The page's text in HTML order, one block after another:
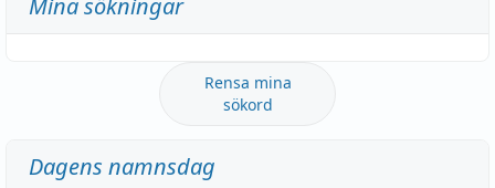
Rensa mina
sökord
Dagens namnsdag